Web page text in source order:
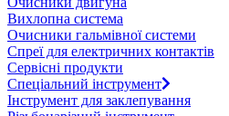
Вихлопна система
Очисники гальмівної системи
Спреї для електричних контактів
Сервісні продукти
Спеціальний інструмент
Інструмент для заклепування